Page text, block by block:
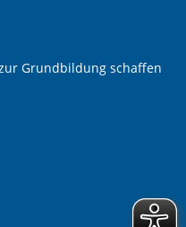
Grundbildung schaffen